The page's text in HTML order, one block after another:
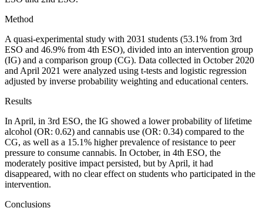
Method
A quasi-experimental study with 2031 students (53.1% from 3rd
ESO and 46.9% from 4th ESO), divided into an intervention group
(IG) and a comparison group (CG). Data collected in October 2020
and April 2021 were analyzed using t-tests and logistic regression
adjusted by inverse probability weighting and educational centers.
Results
In April, in 3rd ESO, the IG showed a lower probability of lifetime
alcohol (OR: 0.62) and cannabis use (OR: 0.34) compared to the
CG, as well as a 15.1% higher prevalence of resistance to peer
pressure to consume cannabis. In October, in 4th ESO, the
moderately positive impact persisted, but by April, it had
disappeared, with no clear effect on students who participated in the
intervention.
Conclusions